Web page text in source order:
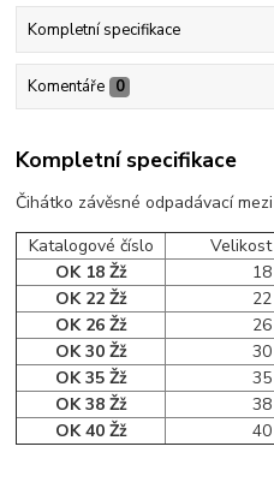
Kompletní specifikace
Komentáře 0
Kompletní specifikace
Čihátko závěsné odpadávací
Katalogové číslo
Velikost
OK 18 Žž
18
OK 22 Žž
22
OK 26 Žž
26
OK 30 Žž
30
OK 35 Žž
35
OK 38 Žž
38
OK 40 Žž
40